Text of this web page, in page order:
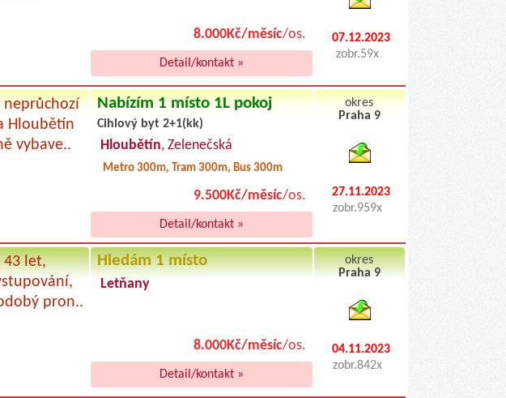
8.000Kč/měsíc/os.
Detail/kontakt »
07.12.2023
zobr.59x
neprůchozí
Hloubětín
vybave..
Nabízím 1 místo 1L pokoj
Cihlový byt 2+1(kk)
Hloubětín, Zelenečská
Metro 300m, Tram 300m, Bus 300m
9.500Kč/měsíc/os.
Detail/kontakt »
okres
Praha 9
27.11.2023
zobr.959x
43 let,
pron..
Hledám 1 místo
Letňany
8.000Kč/měsíc/os.
Detail/kontakt »
okres
Praha 9
04.11.2023
zobr.842x